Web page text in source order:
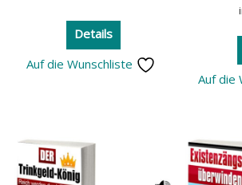
Details
Auf die Wunschliste
Auf die